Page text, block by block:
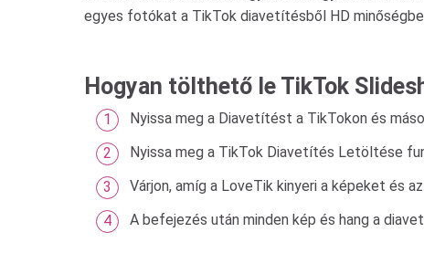
egyes fotókat a TikTok diavetítésből HD
Hogyan tölthető le TikTok
Nyissa meg a Diavetítést a TikTokon és
Nyissa meg a TikTok Diavetítés Letöltése
Várjon, amíg a LoveTik kinyeri a képeket és
A befejezés után minden kép és hang a